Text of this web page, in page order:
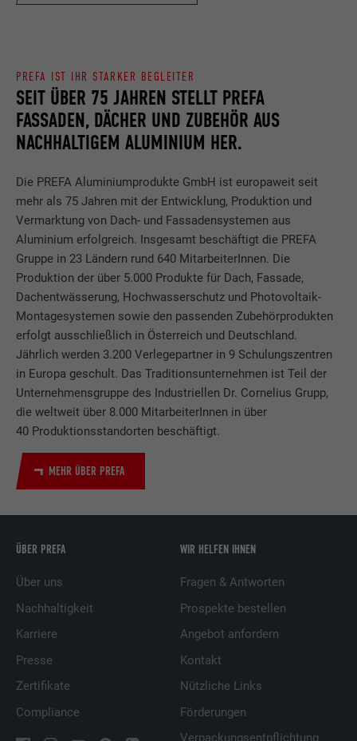
SEIT ÜBER 75 JAHREN STELLT PREFA
FASSADEN, DÄCHER UND ZUBEHÖR AUS
NACHHALTIGEM ALUMINIUM HER.
PREFA IST IHR STARKER BEGLEITER
Die PREFA Aluminiumprodukte GmbH ist europaweit seit
mehr als 75 Jahren mit der Entwicklung, Produktion und
Vermarktung von Dach- und Fassadensystemen aus
Aluminium erfolgreich. Insgesamt beschäftigt die PREFA
Gruppe in 23 Ländern rund 640 MitarbeiterInnen. Die
Produktion der über 5.000 Produkte für Dach, Fassade,
Dachentwässerung, Hochwasserschutz und Photovoltaik-
Montagesystemen sowie den passenden Zubehörprodukten
erfolgt ausschließlich in Österreich und Deutschland.
Jährlich werden 3.200 Verlegepartner in 9 Schulungszentren
in Europa geschult. Das Traditionsunternehmen ist Teil der
Unternehmensgruppe des Industriellen Dr. Cornelius Grupp,
die weltweit über 8.000 MitarbeiterInnen in über
40 Produktionsstandorten beschäftigt.
MEHR ÜBER PREFA
ÜBER PREFA
Über uns
Nachhaltigkeit
Karriere
Presse
Zertifikate
Compliance
WIR HELFEN IHNEN
Fragen & Antworten
Prospekte bestellen
Angebot anfordern
Kontakt
Nützliche Links
Förderungen
Verpackungsentpflichtung